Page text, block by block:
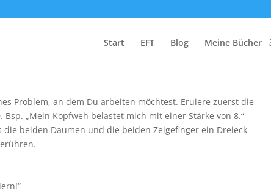
Start EFT Blog Meine Bücher
Problem, an dem Du arbeiten möchtest. Eruiere zuerst die
„Mein Kopfweh belastet mich mit einer Stärke von 8.“
beiden Daumen und die beiden Zeigefinger ein Dreieck